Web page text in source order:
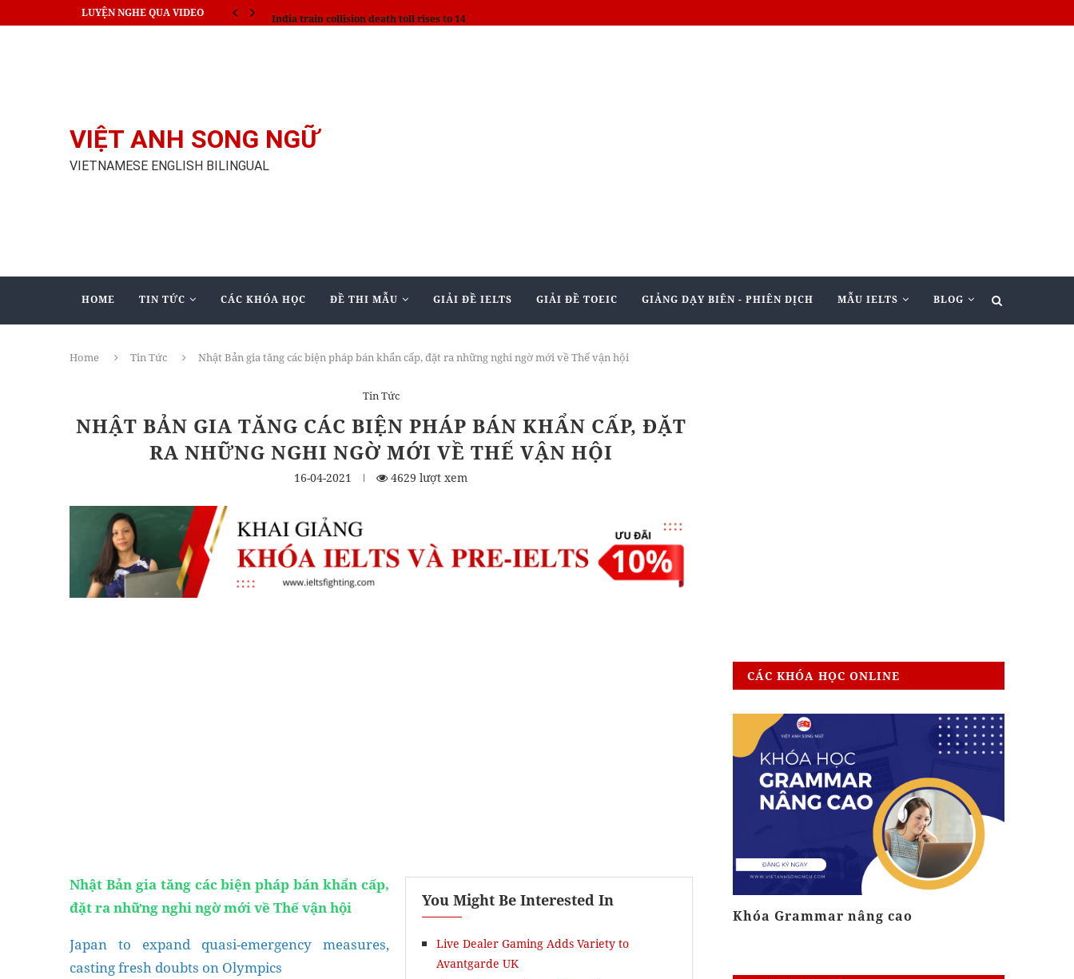
LUYỆN NGHE QUA VIDEO India train collision death toll rises to 14
VIỆT ANH SONG NGỮ
VIETNAMESE ENGLISH BILINGUAL
HOME TIN TỨC CÁC KHÓA HỌC ĐỀ THI MẪU GIẢI ĐỀ IELTS GIẢI ĐỀ TOEIC GIẢNG DẠY BIÊN - PHIÊN DỊCH MẪU IELTS BLOG
Home Tin Tức Nhật Bản gia tăng các biện pháp bán khẩn cấp, đặt ra những nghi ngờ mới về Thế vận hội
Tin Tức
NHẬT BẢN GIA TĂNG CÁC BIỆN PHÁP BÁN KHẨN CẤP, ĐẶT
RA NHỮNG NGHI NGỜ MỚI VỀ THẾ VẬN HỘI
16-04-2021 4629 lượt xem
You Might Be Interested In
Live Dealer Gaming Adds Variety to
Avantgarde UK
Nhật Bản gia tăng các biện pháp bán khẩn cấp,
đặt ra những nghi ngờ mới về Thế vận hội
Japan to expand quasi-emergency measures,
casting fresh doubts on Olympics
CÁC KHÓA HỌC ONLINE
Khóa Biên Dịch Khóa Ielts Essay Khóa Grammar nâng cao